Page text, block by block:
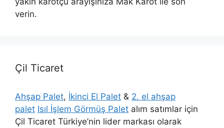
verin.
Çil Ticaret
Ahşap Palet, İkinci El Palet & 2. el ahşap
palet Isıl İşlem Görmüş Palet alım satımlar için
Çil Ticaret Türkiye’nin lider markası olarak